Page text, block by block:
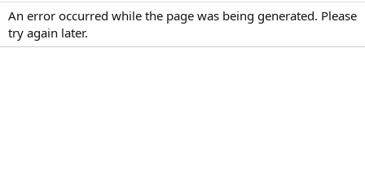
An error occurred while the page was being generated. Please
try again later.